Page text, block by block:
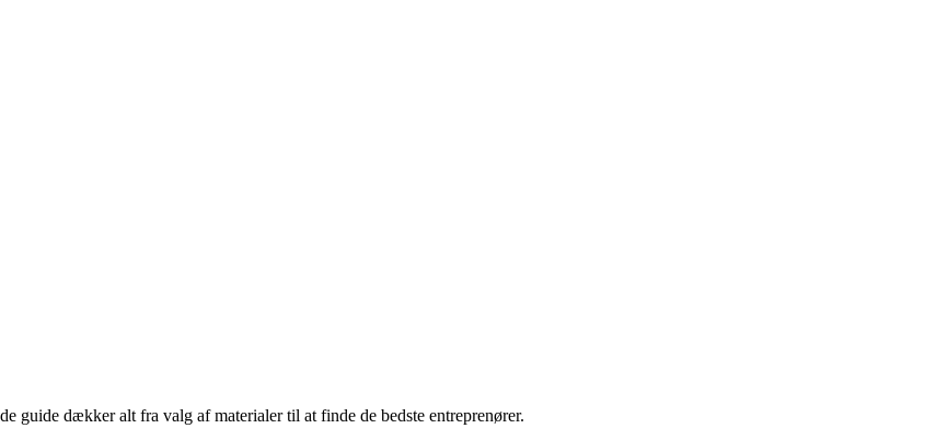
guide dækker alt fra valg af materialer til at finde de bedste entreprenører.